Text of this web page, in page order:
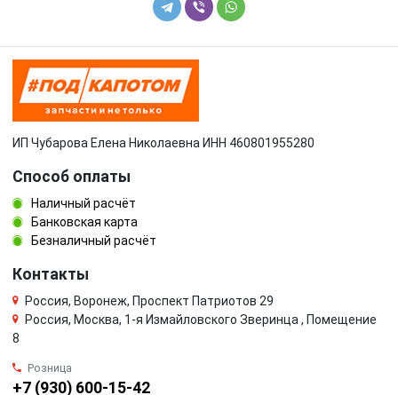
ИП Чубарова Елена Николаевна ИНН 460801955280
Способ оплаты
Наличный расчёт
Банковская карта
Безналичный расчёт
Контакты
Россия, Воронеж, Проспект Патриотов 29
Россия, Москва, 1-я Измайловского Зверинца , Помещение
8
Розница
+7 (930) 600-15-42